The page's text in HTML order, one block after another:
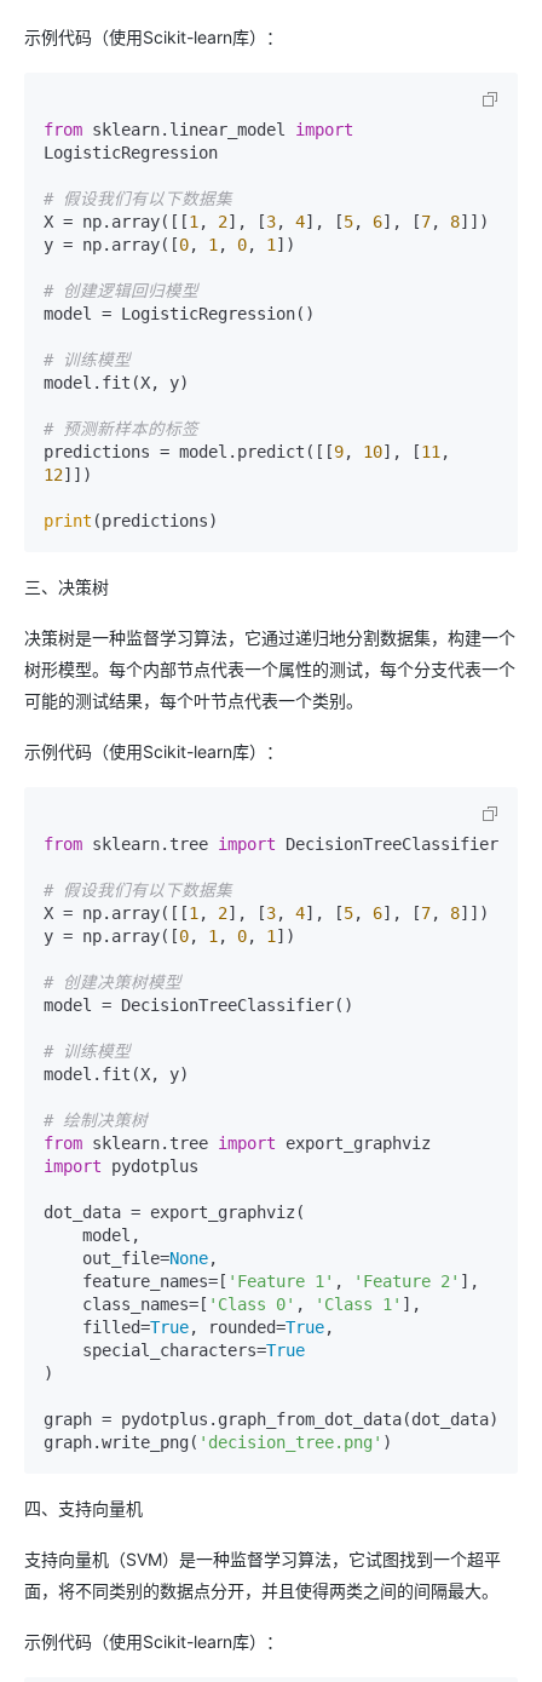
示例代码（使用Scikit-learn库）：
from sklearn.linear_model import
LogisticRegression
# 假设我们有以下数据集
X = np.array([[1 , 2], [3, 4], [5, 6], [7, 8]])
y = np.array([0, 1 , 0, 1 ])
# 创建逻辑回归模型
model = LogisticRegression()
# 训练模型
model.fit(X, y)
# 预测新样本的标签
predictions = model.predict([[9, 10], [11
12]])
print
三、决策树
决策树是一种监督学习算法，它通过递归地分割数据集，构建一个
树形模型。每个内部节点代表一个属性的测试，每个分支代表一个
可能的测试结果，每个叶节点代表一个类别。
示例代码（使用Scikit-learn库）：
from sklearn.tree import DecisionTreeClassifier
# 假设我们有以下数据集
X = np.array([[1 , 2], [3, 4], [5, 6], [7, 8]])
y = np.array([0, 1 , 0, 1 ])
# 创建决策树模型
model = DecisionTreeClassifier()
# 训练模型
model.fit(X, y)
# 绘制决策树
from sklearn.tree import
import pydotplus
dot_data = export_graphviz(
    out_file=
None,
    feature_names=[
'Feature 1' , 'Feature 2' ],
    class_names=[
'Class 0' , 'Class 1' ],
    filled=
True, rounded=True,
    special_characters=
True
)
graph = pydotplus.graph_from_dot_data(dot_data)
graph.write_png( 'decision_tree.png'
四、支持向量机
支持向量机（SVM）是一种监督学习算法，它试图找到一个超平
面，将不同类别的数据点分开，并且使得两类之间的间隔最大。
示例代码（使用Scikit-learn库）：